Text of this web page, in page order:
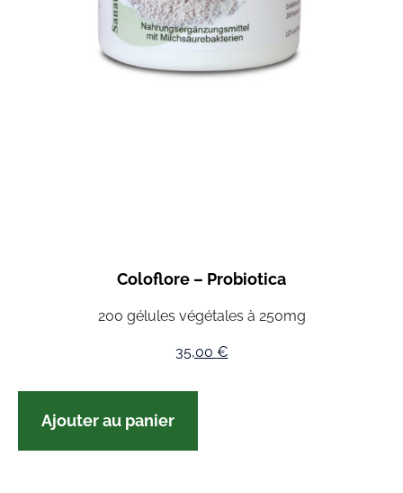
Coloflore – Probiotica
200 gélules végétales à 250mg
35,00 €
Ajouter au panier